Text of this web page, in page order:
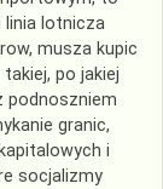
linia lotnicza
musza kupic
po jakiej
podnoszniem
granic,
i
socjalizmy